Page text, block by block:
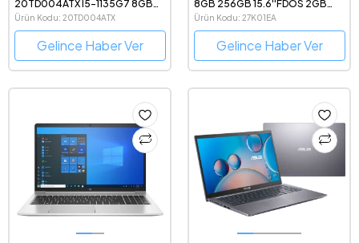
20TD004ATX I5-1135G7 8GB
512GB SSD 15.6" W10P
Ürün Kodu: 20TD004ATX
Gelince Haber Ver
8GB 256GB 15.6''FDOS 2GB
MX130
Ürün Kodu: 27K01EA
Gelince Haber Ver